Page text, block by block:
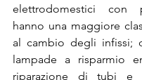
elettrodomestici con
hanno una maggiore
al cambio degli infissi;
lampade a risparmio
riparazione di tubi e